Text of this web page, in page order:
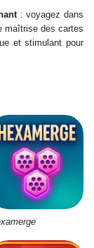
: voyagez dans
maîtrise des cartes
et stimulant pour